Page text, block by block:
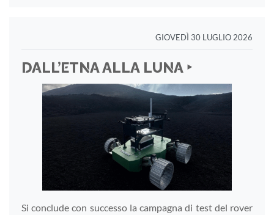
GIOVEDÌ 30 LUGLIO 2026
DALL’ETNA ALLA LUNA ‣
Si conclude con successo la campagna di test del rover